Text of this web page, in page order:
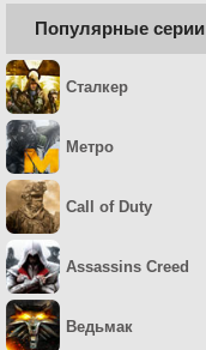
Популярные серии
Сталкер
Метро
Call of Duty
Assassins Creed
Ведьмак